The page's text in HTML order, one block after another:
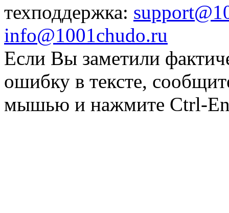
техподдержка:
info@1001chudo.ru
Если Вы заметили
ошибку в тексте,
мышью и нажмите Ctrl-